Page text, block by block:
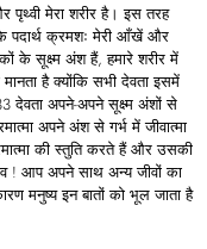
पृथ्वी मेरा शरीर है। इस तरह
पदार्थ क्रमशः मेरी आँखें और
के सूक्ष्म अंश हैं, हमारे शरीर में
मानता है क्योंकि सभी देवता इसमें
देवता अपने-अपने सूक्ष्म अंशों से
अपने अंश से गर्भ में जीवात्मा
की स्तुति करते हैं और उसकी
! आप अपने साथ अन्य जीवों का
मनुष्य इन बातों को भूल जाता है